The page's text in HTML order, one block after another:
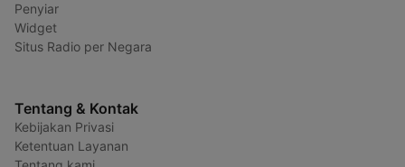
Penyiar
Widget
Situs Radio per Negara
Tentang & Kontak
Kebijakan Privasi
Ketentuan Layanan